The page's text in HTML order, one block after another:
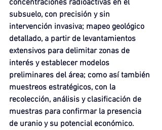
concentraciones radioactivas en el
subsuelo, con precisión y sin
intervención invasiva; mapeo geológico
detallado, a partir de levantamientos
extensivos para delimitar zonas de
interés y establecer modelos
preliminares del área; como así también
muestreos estratégicos, con la
recolección, análisis y clasificación de
muestras para confirmar la presencia
de uranio y su potencial económico.